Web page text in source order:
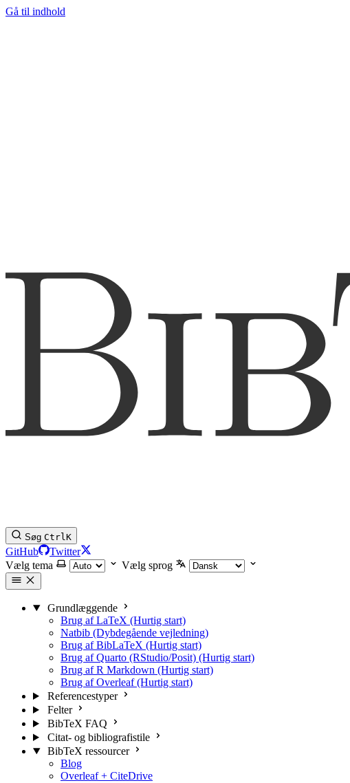
Gå til indhold
Søg CtrlK
GitHub
Twitter
Vælg tema
Vælg sprog
Grundlæggende
Brug af LaTeX (Hurtig start)
Natbib (Dybdegående vejledning)
Brug af BibLaTeX (Hurtig start)
Brug af Quarto (RStudio/Posit) (Hurtig start)
Brug af R Markdown (Hurtig start)
Brug af Overleaf (Hurtig start)
Referencestyper
Felter
BibTeX FAQ
Citat- og bibliografistile
BibTeX ressourcer
Blog
Overleaf + CiteDrive